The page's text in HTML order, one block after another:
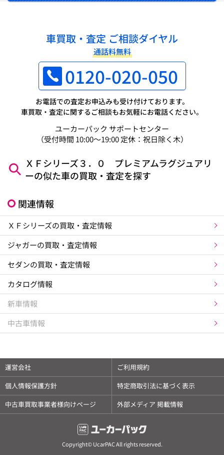
車買取・査定 ご相談ダイヤル
通話料無料
0120-020-050
お電話での査定お申込みも受け付けております。
車買取・査定に関するご相談もお気軽にお電話ください。
ユーカーパック サポートセンター
（受付時間 10:00～19:00 定休：祝日除く木）
ＸＦシリーズ３．０ プレミアムラグジュアリ
ーの似た車の買取・査定を探す
関連情報
ＸＦシリーズの買取・査定情報
ジャガーの買取・査定情報
セダンの買取・査定情報
カタログ情報
新車情報
中古車情報
運営会社
ご利用規約
個人情報保護方針
特定商取引法に基づく表示
中古車買取事業者様向けページ
外部メディア 掲載情報
Copyright© UcarPAC All rights reserved.
相場チェックはアプリがスムーズです
愛車情報を登録して管理できます
✓ 毎日更新の相場をアプリですぐ確認できます
電話番号などの個人情報登録は不要です
アプリで開く